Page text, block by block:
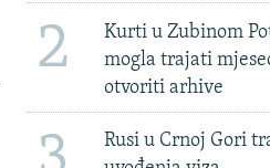
2
Kurti u Zubinom
mogla trajati
otvoriti arhive
Rusi u Crnoj Gori